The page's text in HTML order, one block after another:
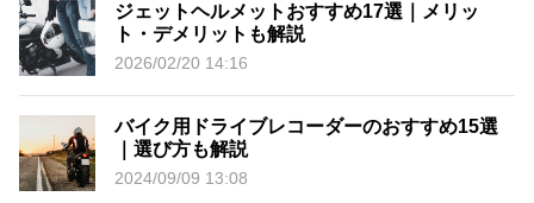
ジェットヘルメットおすすめ17選｜メリッ
ト・デメリットも解説
2026/02/20 14:16
バイク用ドライブレコーダーのおすすめ15選
｜選び方も解説
2024/09/09 13:08